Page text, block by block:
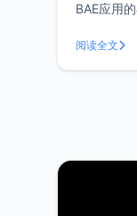
BAE应用
阅读全文